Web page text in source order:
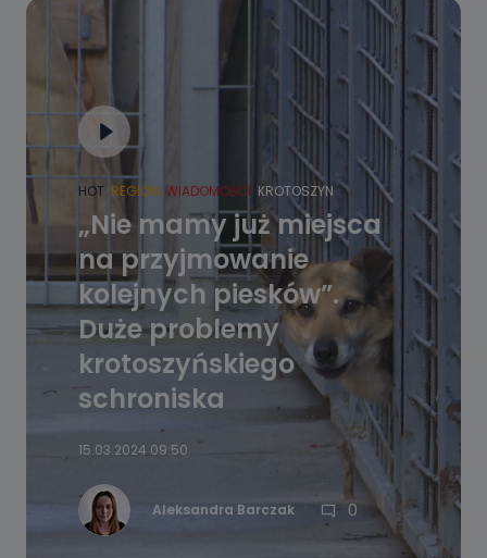
HOT REGION WIADOMOŚCI KROTOSZYN
„Nie mamy już miejsca
na przyjmowanie
kolejnych piesków”.
Duże problemy
krotoszyńskiego
schroniska
15.03.2024 09:50
Aleksandra Barczak 0